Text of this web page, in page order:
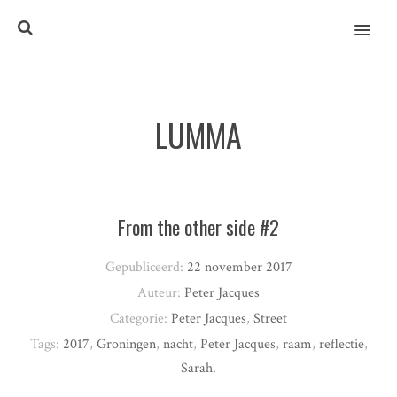
MENU
LUMMA
From the other side #2
Gepubliceerd: 22 november 2017
Auteur: Peter Jacques
Categorie: Peter Jacques, Street
Tags: 2017, Groningen, nacht, Peter Jacques, raam, reflectie,
Sarah.